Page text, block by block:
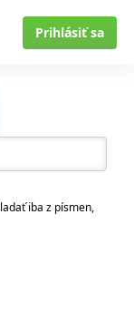
Prihlásiť sa
iba z písmen,